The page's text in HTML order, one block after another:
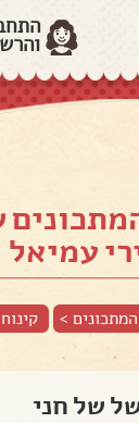
עמיאל
>
של חני